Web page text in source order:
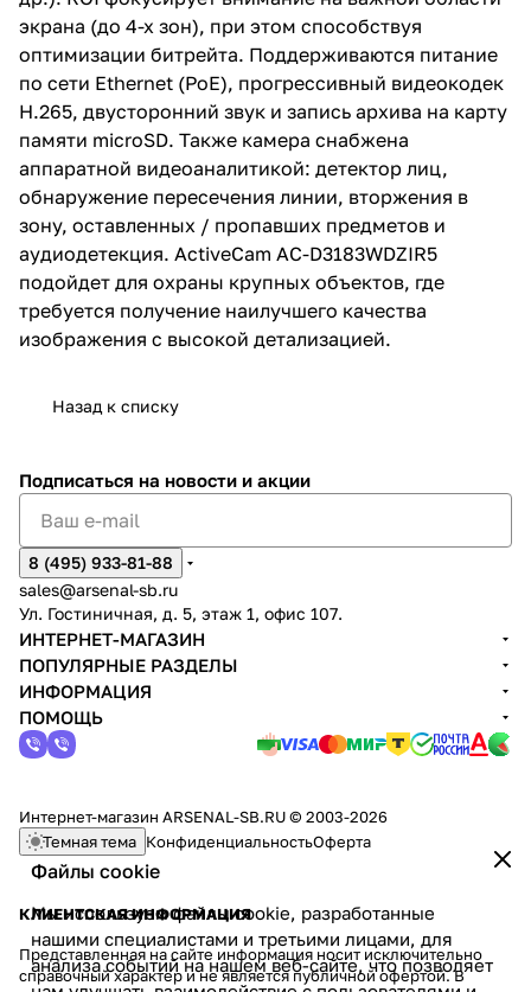
экрана (до 4-х зон), при этом способствуя
оптимизации битрейта. Поддерживаются питание
по сети Ethernet (PoE), прогрессивный видеокодек
H.265, двусторонний звук и запись архива на карту
памяти microSD. Также камера снабжена
аппаратной видеоаналитикой: детектор лиц,
обнаружение пересечения линии, вторжения в
зону, оставленных / пропавших предметов и
аудиодетекция. ActiveCam AC-D3183WDZIR5
подойдет для охраны крупных объектов, где
требуется получение наилучшего качества
изображения с высокой детализацией.
Назад к списку
Файлы cookie
Мы используем файлы cookie, разработанные
нашими специалистами и третьими лицами, для
анализа событий на нашем веб-сайте, что позволяет
Подписаться на новости и акции
8 (495) 933-81-88
sales@arsenal-sb.ru
Ул. Гостиничная, д. 5, этаж 1, офис 107.
ИНТЕРНЕТ-МАГАЗИН
ПОПУЛЯРНЫЕ РАЗДЕЛЫ
ИНФОРМАЦИЯ
ПОМОЩЬ
Интернет-магазин ARSENAL-SB.RU © 2003-2026
Темная тема КонфиденциальностьОферта
КЛИЕНТСКАЯ ИНФОРМАЦИЯ
Представленная на сайте информация носит исключительно
справочный характер и не является публичной офертой. В